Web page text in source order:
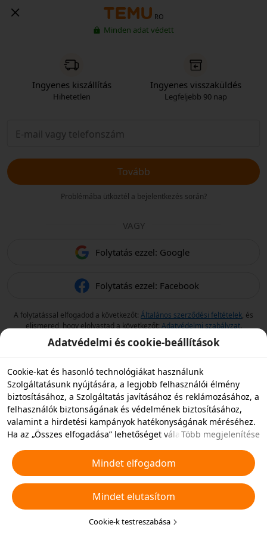
RO
Minden adat védett
Ingyenes kiszállítás
Hihetetlen
Ingyenes visszaküldés
Legfeljebb 90 nap
Tovább
Problémába ütköztél a bejelentkezés során?
VAGY
Folytatás ezzel: Google
Folytatás ezzel: Facebook
A folytatással elfogadod a következőt: Általános szerződési feltételek, és
elismered, hogy elolvastad a következőt: Adatvédelmi szabályzat.
Adatvédelmi és cookie-beállítások
Cookie-kat és hasonló technológiákat használunk
Szolgáltatásunk nyújtására, a legjobb felhasználói élmény
biztosításához, a Szolgáltatás javításához és reklámozásához, a
felhasználók biztonságának és védelmének biztosításához,
valamint a hirdetési kampányok hatékonyságának méréséhez.
Ha az „Összes elfogadása” lehetőséget választja, akkor
hasonló technológiákat tároljunk az eszközén hirdetési célokra.
Elutasíthatja az összes nem alapvető cookie-t, vagy az alábbi
„Cookie-k testreszabása” gombra kattintva vagy az adatvédelmi
beállításoknál bármikor kiválaszthatja, hogy mely típusú
cookie-kat szeretné elfogadni vagy letiltani. További
Cookie-kra és hasonló technológiákra
Több megjelenítése
Mindet elfogadom
Mindet elutasítom
Cookie-k testreszabása